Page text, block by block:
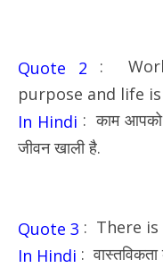
Quote 2 :
purpose and life
In Hindi : काम आपको
जीवन खाली है.
Quote 3 : There
In Hindi :